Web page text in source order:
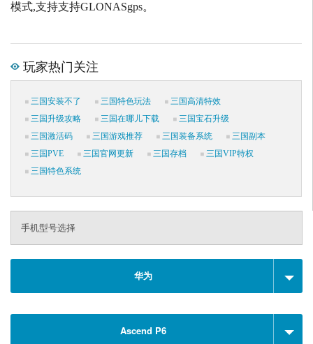
模式,支持支持GLONASgps。
玩家热门关注
三国安装不了 三国特色玩法
三国高清特效
三国升级攻略
三国在哪儿下载
三国宝石升级
三国激活码
三国游戏推荐 三国装备系统
三国副本
三国PVE
三国官网更新 三国存档
三国VIP特权
三国特色系统
手机型号选择
华为
Ascend P6